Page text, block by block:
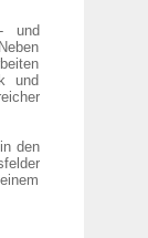
und
und
den